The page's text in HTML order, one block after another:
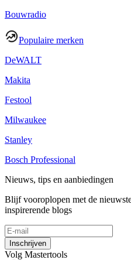
Bouwradio
Populaire merken
DeWALT
Makita
Festool
Milwaukee
Stanley
Bosch Professional
Nieuws, tips en aanbiedingen
Blijf vooroplopen met de
inspirerende blogs
Inschrijven
Volg Mastertools